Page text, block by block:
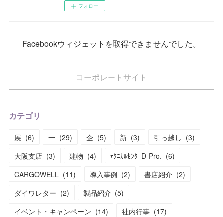
フォロー
Facebookウィジェットを取得できませんでした。
コーポレートサイト
カテゴリ
展 (6) 一 (29) 企 (5) 新 (3) 引っ越し (3)
大阪支店 (3) 建物 (4) ﾃｸﾆｶﾙｾﾝﾀｰD-Pro. (6)
CARGOWELL (11) 導入事例 (2) 書店紹介 (2)
ダイワレター (2) 製品紹介 (5)
イベント・キャンペーン (14) 社内行事 (17)